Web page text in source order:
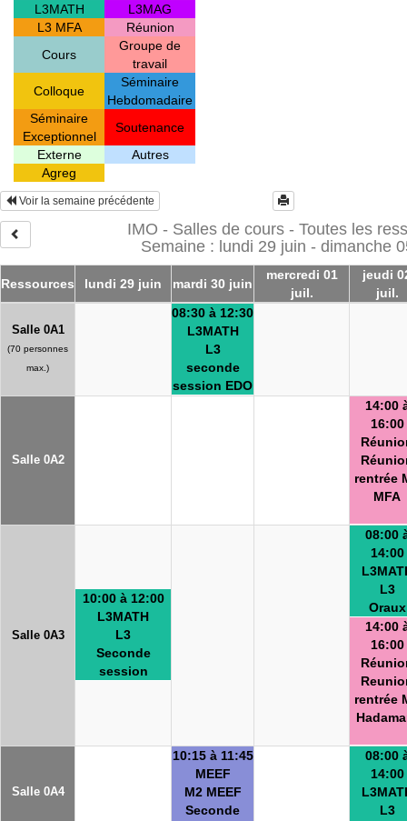
L3MATH
L3MAG
L3 MFA
Réunion
Cours
Groupe de
travail
Colloque
Séminaire
Hebdomadaire
Séminaire
Exceptionnel
Soutenance
Externe
Autres
Agreg
Voir la semaine précédente
IMO - Salles de cours - Toutes les
Semaine : lundi 29 juin - dimanche
Ressources lundi 29 juin mardi 30 juin
mercredi 01
juil.
jeudi
juil.
Salle 0A1
(70 personnes
max.)
08:30 à 12:30
L3MATH
L3
seconde
session EDO
Salle 0A2
14:00
16:00
rentrée
MFA
Salle 0A3
10:00 à 12:00
L3MATH
L3
Seconde
session
08:00
14:00
L3
Oraux
14:00
16:00
rentrée
Salle 0A4
10:15 à 11:45
MEEF
M2 MEEF
Seconde
08:00
14:00
L3